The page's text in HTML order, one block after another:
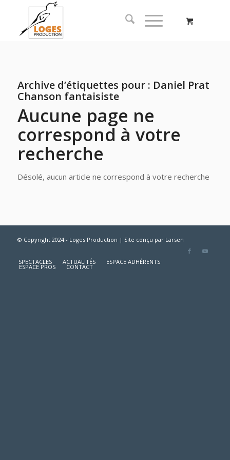
Archive d’étiquettes pour : Daniel Prat
Chanson fantaisiste
Aucune page ne
correspond à votre
recherche
Désolé, aucun article ne correspond à votre recherche
© Copyright 2024 - Loges Production | Site conçu par Larsen
SPECTACLES ACTUALITÉS ESPACE ADHÉRENTS
ESPACE PROS CONTACT